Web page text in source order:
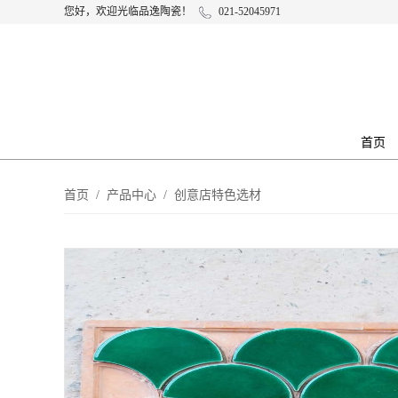
您好，欢迎光临品逸陶瓷！ 021-52045971
首页
首页 / 产品中心 / 创意店特色选材